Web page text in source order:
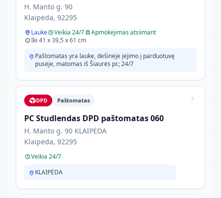
H. Manto g. 90
Klaipėda, 92295
Lauke Veikia 24/7
Apmokėjimas atsiimant
Iki 41 x 39,5 x 61 cm
Paštomatas yra lauke, dešinėje įėjimo į parduotuvę
pusėje, matomas iš Šiaurės pr.; 24/7
DPD Paštomatas
PC Studlendas DPD paštomatas 060
H. Manto g. 90 KLAIPĖDA
Klaipėda, 92295
Veikia 24/7
KLAIPĖDA